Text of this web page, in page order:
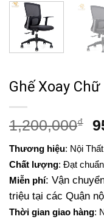
Ghế Xoay
1,200,000₫
Thương hiệu: Nội
Chất lượng: Đạt
Miễn phí: Vận
triệu tại các Quận
Thời gian giao hàng: